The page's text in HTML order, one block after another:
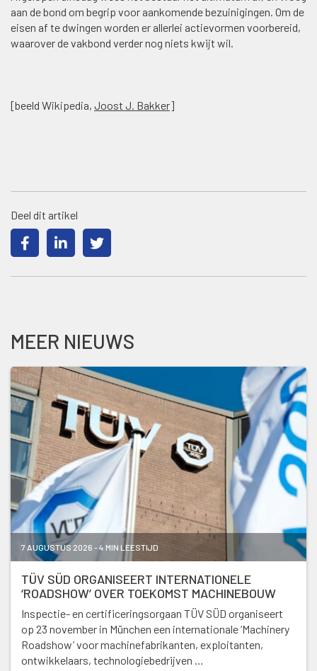
aan de bond om begrip voor aankomende bezuinigingen. Om de
eisen af te dwingen worden er allerlei actievormen voorbereid,
waarover de vakbond verder nog niets kwijt wil.
[beeld Wikipedia, Joost J. Bakker]
Deel dit artikel
MEER NIEUWS
7 AUGUSTUS 2026 - 4 MIN LEESTIJD
TÜV SÜD ORGANISEERT INTERNATIONELE
‘ROADSHOW’ OVER TOEKOMST MACHINEBOUW
Inspectie- en certificeringsorgaan TÜV SÜD organiseert
op 23 november in München een internationale ‘Machinery
Roadshow’ voor machinefabrikanten, exploitanten,
ontwikkelaars, technologiebedrijven …